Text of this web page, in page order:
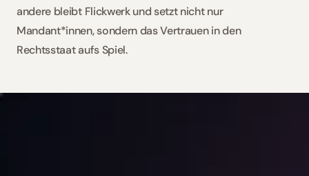
andere bleibt Flickwerk und setzt nicht nur
Mandant*innen, sondern das Vertrauen in den
Rechtsstaat aufs Spiel.